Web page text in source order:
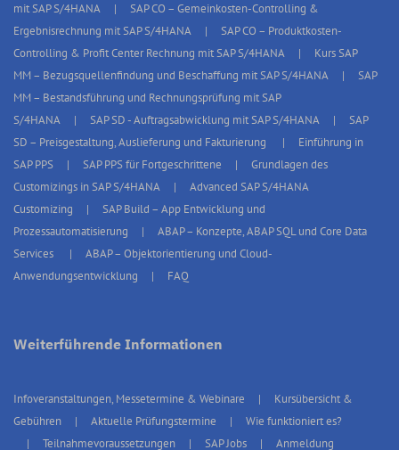
mit SAP S/4HANA
SAP CO – Gemeinkosten-Controlling &
Ergebnisrechnung mit SAP S/4HANA
SAP CO – Produktkosten-
Controlling & Profit Center Rechnung mit SAP S/4HANA
Kurs SAP
MM – Bezugsquellenfindung und Beschaffung mit SAP S/4HANA
SAP
MM – Bestandsführung und Rechnungsprüfung mit SAP
S/4HANA
SAP SD - Auftragsabwicklung mit SAP S/4HANA
SAP
SD – Preisgestaltung, Auslieferung und Fakturierung
Einführung in
SAP PPS
SAP PPS für Fortgeschrittene
Grundlagen des
Customizings in SAP S/4HANA
Advanced SAP S/4HANA
Customizing
SAP Build – App Entwicklung und
Prozessautomatisierung
ABAP – Konzepte, ABAP SQL und Core Data
Services
ABAP – Objektorientierung und Cloud-
Anwendungsentwicklung
FAQ
Weiterführende Informationen
Infoveranstaltungen, Messetermine & Webinare
Kursübersicht &
Gebühren
Aktuelle Prüfungstermine
Wie funktioniert es?
Teilnahmevoraussetzungen
SAP Jobs Anmeldung